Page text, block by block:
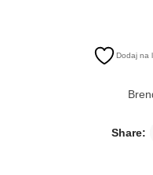
Dodaj na
Share: